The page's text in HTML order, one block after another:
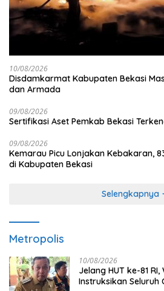
10/08/2026
Disdamkarmat Kabupaten Bekasi
dan Armada
09/08/2026
Sertifikasi Aset Pemkab Bekasi
09/08/2026
Kemarau Picu Lonjakan Kebakaran,
di Kabupaten Bekasi
Selengkapnya
Metropolis
10/08/2026
Jelang HUT ke-81
Instruksikan Seluruh